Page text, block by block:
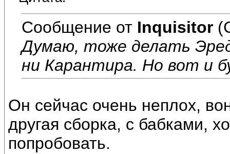
Сообщение от Inquisitor
Думаю, тоже делать
ни Карантира. Но вот и
Он сейчас очень неплох,
другая сборка, с бабками,
попробовать.